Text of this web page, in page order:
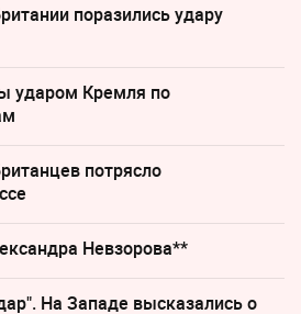
поразились удару
ударом Кремля по
потрясло
Невзорова**
На Западе высказались о